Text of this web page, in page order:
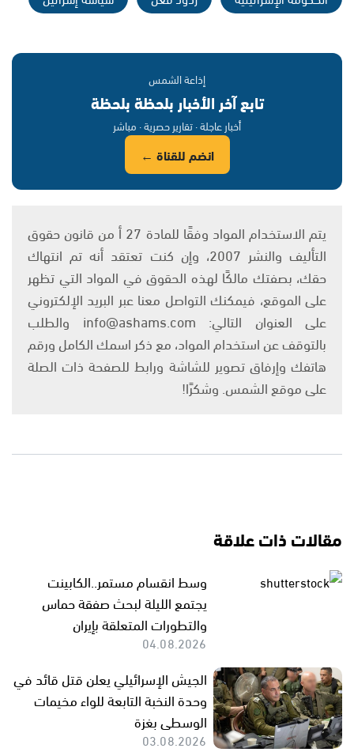
إذاعة الشمس
تابع آخر الأخبار بلحظة بلحظة
أخبار عاجلة · تقارير حصرية · مباشر
انضم للقناة ←
يتم الاستخدام المواد وفقًا للمادة 27 أ من قانون حقوق
التأليف والنشر 2007، وإن كنت تعتقد أنه تم انتهاك
حقك، بصفتك مالكًا لهذه الحقوق في المواد التي تظهر
على الموقع، فيمكنك التواصل معنا عبر البريد الإلكتروني
على العنوان التالي: info@ashams.com والطلب
بالتوقف عن استخدام المواد، مع ذكر اسمك الكامل ورقم
هاتفك وإرفاق تصوير للشاشة ورابط للصفحة ذات الصلة
على موقع الشمس. وشكرًا!
مقالات ذات علاقة
وسط انقسام مستمر..الكابينت
يجتمع الليلة لبحث صفقة حماس
والتطورات المتعلقة بإيران
04.08.2026
الجيش الإسرائيلي يعلن قتل قائد في
وحدة النخبة التابعة للواء مخيمات
الوسطى بغزة
03.08.2026